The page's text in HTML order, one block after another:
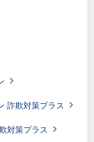
詐欺対策プラス
対策プラス